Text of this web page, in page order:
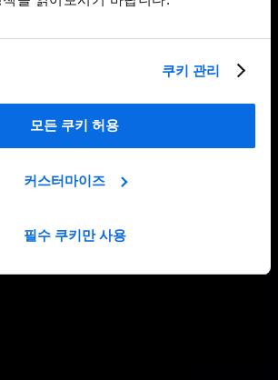
쿠키 관리
모든 쿠키 허용
커스터마이즈
필수 쿠키만 사용